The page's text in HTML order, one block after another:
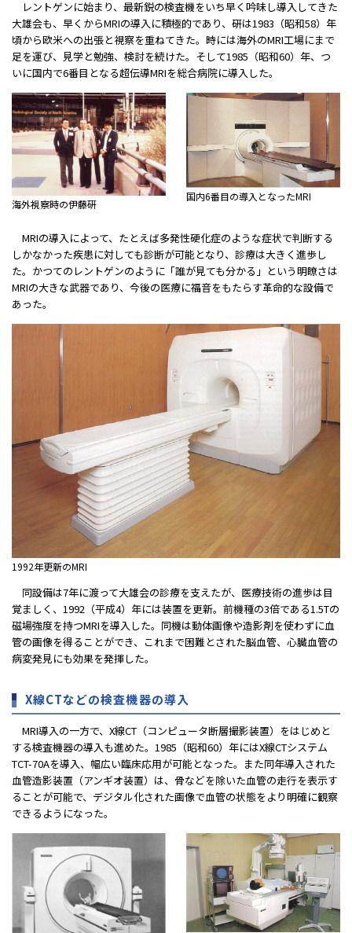
レントゲンに始まり、最新鋭の検査機をいち早く吟味し導入してきた
大雄会も、早くからMRIの導入に積極的であり、硏は1983（昭和58）年
頃から欧米への出張と視察を重ねてきた。時には海外のMRI工場にまで
足を運び、見学と勉強、検討を続けた。そして1985（昭和60）年、つ
いに国内で6番目となる超伝導MRIを総合病院に導入した。
海外視察時の伊藤硏
国内6番目の導入となったMRI
MRIの導入によって、たとえば多発性硬化症のような症状で判断する
しかなかった疾患に対しても診断が可能となり、診療は大きく進歩し
た。かつてのレントゲンのように「誰が見ても分かる」という明瞭さは
MRIの大きな武器であり、今後の医療に福音をもたらす革命的な設備で
あった。
1992年更新のMRI
同設備は7年に渡って大雄会の診療を支えたが、医療技術の進歩は目
覚ましく、1992（平成4）年には装置を更新。前機種の3倍である1.5Tの
磁場強度を持つMRIを導入した。同機は動体画像や造影剤を使わずに血
管の画像を得ることができ、これまで困難とされた脳血管、心臓血管の
病変発見にも効果を発揮した。
X線CTなどの検査機器の導入
MRI導入の一方で、X線CT（コンピュータ断層撮影装置）をはじめと
する検査機器の導入も進めた。1985（昭和60）年にはX線CTシステム
TCT-70Aを導入、幅広い臨床応用が可能となった。また同年導入された
血管造影装置（アンギオ装置）は、骨などを除いた血管の走行を表示す
ることが可能で、デジタル化された画像で血管の状態をより明確に観察
できるようになった。